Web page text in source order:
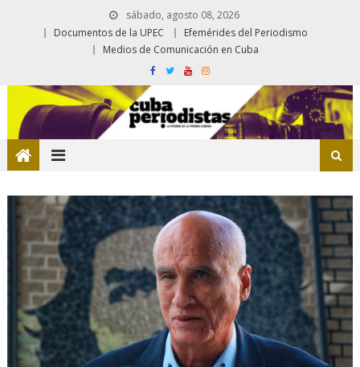
sábado, agosto 08, 2026
Documentos de la UPEC
Efemérides del Periodismo
Medios de Comunicación en Cuba